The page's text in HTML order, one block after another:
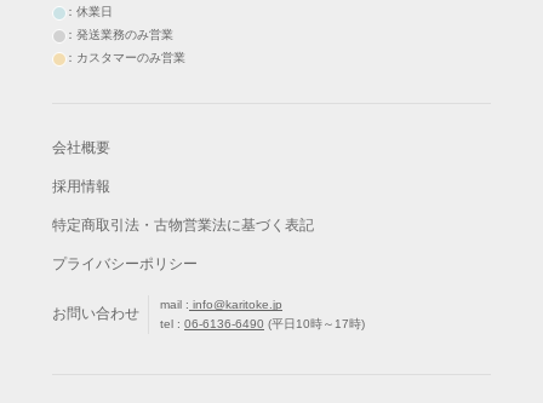
：休業日
：発送業務のみ営業
：カスタマーのみ営業
会社概要
採用情報
特定商取引法・古物営業法に基づく表記
プライバシーポリシー
お問い合わせ
mail : info@karitoke.jp
tel : 06-6136-6490 (平日10時～17時)